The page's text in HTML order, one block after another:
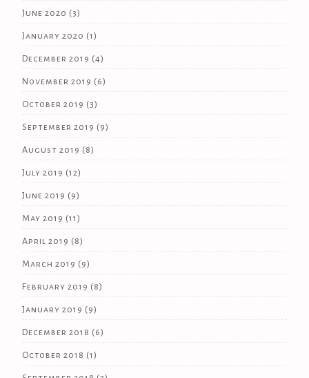
June 2020 (3)
January 2020 (1)
December 2019 (4)
November 2019 (6)
October 2019 (3)
September 2019 (9)
August 2019 (8)
July 2019 (12)
June 2019 (9)
May 2019 (11)
April 2019 (8)
March 2019 (9)
February 2019 (8)
January 2019 (9)
December 2018 (6)
October 2018 (1)